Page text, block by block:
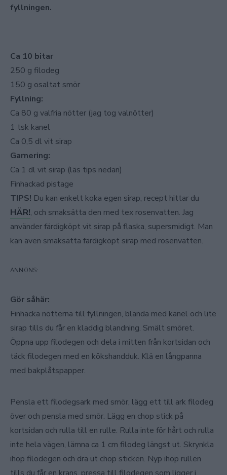
fyllningen.
Ca 10 bitar
250 g filodeg
150 g osaltat smör
Fyllning:
Ca 80 g valfria nötter (jag tog valnötter)
1 tsk kanel
Ca 0,5 dl vit sirap
Garnering:
Ca 1 dl vit sirap (läs tips nedan)
Finhackad pistage
TIPS! Du kan enkelt koka egen sirap, recept hittar du
HÄR!, och smaksätta den med tex rosenvatten. Jag
använder färdigköpt vit sirap på flaska, supersmidigt. Man
kan även smaksätta färdigköpt sirap med rosenvatten.
Gör såhär:
Finhacka nötterna till fyllningen, blanda med kanel och lite
sirap tills du får en kladdig blandning. Smält smöret.
Öppna upp filodegen och dela i mitten från kortsidan och
täck filodegen med en kökshandduk. Klä en långpanna
med bakplåtspapper.
Pensla ett filodegsark med smör, lägg ett till ark filodeg
över och pensla med smör. Lägg en chop stick på
kortsidan och rulla till en rulle. Rulla inte för hårt och rulla
inte hela vägen, lämna ca 1 cm filodeg längst ut. Skrynkla
ihop filodegen och dra ut chop sticken. Nyp ihop rullen